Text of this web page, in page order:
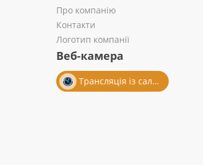
Про компанію
Контакти
Логотип компанії
Веб-камера
Трансляція із салону